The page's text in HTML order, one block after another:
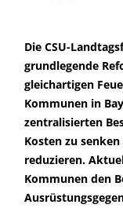
Die CSU-
grundlegende
gleichartigen
Kommunen in
zentralisierten
Kosten zu
reduzieren.
Kommunen den